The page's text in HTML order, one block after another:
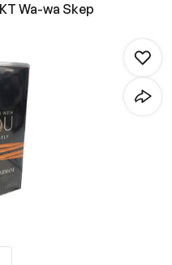
Wa-wa Skep